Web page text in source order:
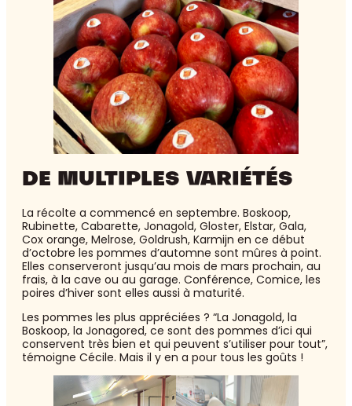
DE MULTIPLES VARIÉTÉS
La récolte a commencé en septembre. Boskoop,
Rubinette, Cabarette, Jonagold, Gloster, Elstar, Gala,
Cox orange, Melrose, Goldrush, Karmijn en ce début
d’octobre les pommes d’automne sont mûres à point.
Elles conserveront jusqu’au mois de mars prochain, au
frais, à la cave ou au garage. Conférence, Comice, les
poires d’hiver sont elles aussi à maturité.
Les pommes les plus appréciées ? “La Jonagold, la
Boskoop, la Jonagored, ce sont des pommes d’ici qui
conservent très bien et qui peuvent s’utiliser pour tout”,
témoigne Cécile. Mais il y en a pour tous les goûts !